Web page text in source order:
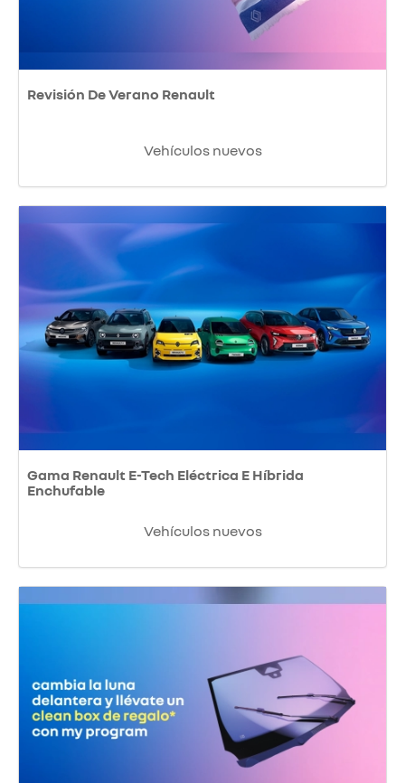
Revisión De Verano Renault
Vehículos nuevos
Gama Renault E-Tech Eléctrica E Híbrida
Enchufable
Vehículos nuevos